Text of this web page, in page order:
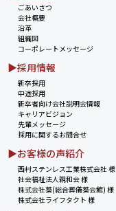
ごあいさつ
会社概要
沿革
組織図
コーポレートメッセージ
▶採用情報
新卒採用
中途採用
新卒者向け会社説明会情報
キャリアビジョン
先輩メッセージ
採用に関するお問合せ
▶お客様の声紹介
西村ステンレス工業株式会社 様
社会福祉法人親和会 様
株式会社葵(総合葬儀葵会館) 様
株式会社ライフタクト 様